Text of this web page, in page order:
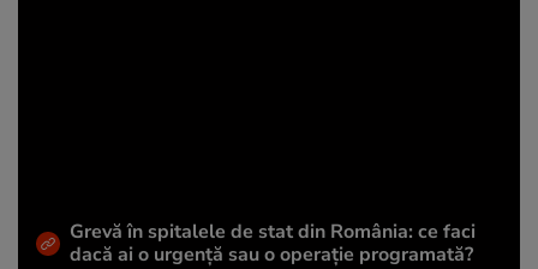
Grevă în spitalele de stat din România: ce faci
dacă ai o urgență sau o operație programată?